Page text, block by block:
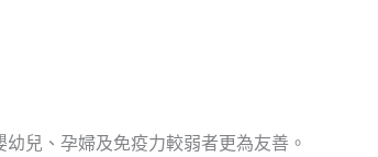
兒、孕婦及免疫力較弱者更為友善。